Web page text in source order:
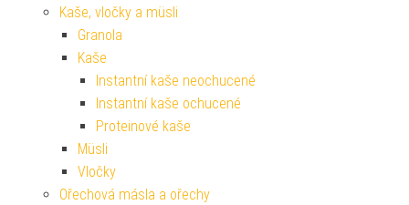
Kaše, vločky a müsli
Granola
Kaše
Instantní kaše neochucené
Instantní kaše ochucené
Proteinové kaše
Müsli
Vločky
Ořechová másla a ořechy